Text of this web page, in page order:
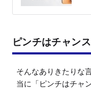
ピンチはチャンス
そんなありきたりな
当に「ピンチはチャ